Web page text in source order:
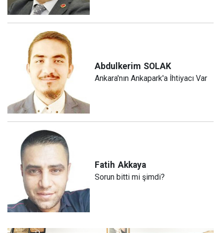
Abdulkerim SOLAK
Ankara'nın Ankapark'a İhtiyacı Var
Fatih Akkaya
Sorun bitti mi şimdi?